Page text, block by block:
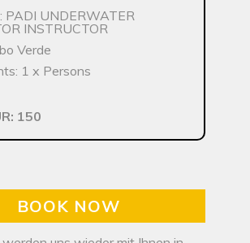
PADI UNDERWATER
INSTRUCTOR
Verde
1 x Persons
150
BOOK NOW